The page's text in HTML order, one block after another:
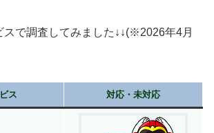
スで調査してみました↓↓(※2026年4月
ス 対応・未対応